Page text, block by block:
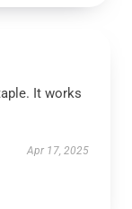
It works
Apr 17, 2025